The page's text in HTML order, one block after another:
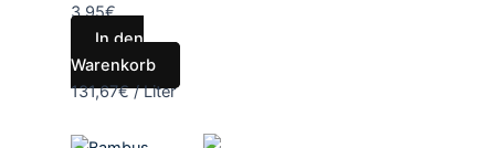
3,95€
In den
Warenkorb
131,67€/Liter